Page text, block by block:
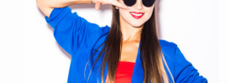
ライフスタイル
頭が回らない原因は病気かも？頭が働かない時の改